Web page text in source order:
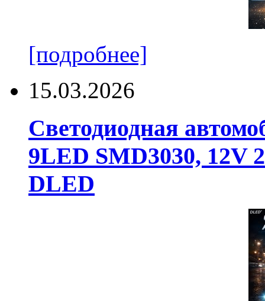
[подробнее]
15.03.2026
Светодиодная
9LED SMD3030, 12V
DLED